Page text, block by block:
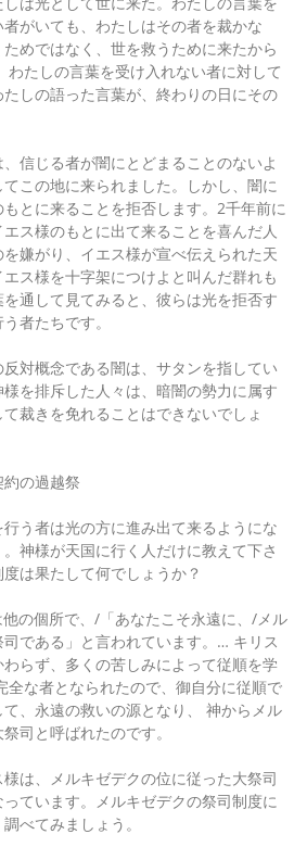
がいても、わたしはその者を裁かな
めではなく、世を救うために来たから
わたしの言葉を受け入れない者に対して
しの語った言葉が、終わりの日にその
信じる者が闇にとどまることのないよ
この地に来られました。しかし、闇に
とに来ることを拒否します。2千年前に
ス様のもとに出て来ることを喜んだ人
嫌がり、イエス様が宣べ伝えられた天
ス様を十字架につけよと叫んだ群れも
通して見てみると、彼らは光を拒否す
者たちです。
対概念である闇は、サタンを指してい
を排斥した人々は、暗闇の勢力に属す
裁きを免れることはできないでしょ
の過越祭
う者は光の方に進み出て来るようにな
神様が天国に行く人だけに教えて下さ
は果たして何でしょうか？
の個所で、/「あなたこそ永遠に、/メル
である」と言われています。… キリス
わらず、多くの苦しみによって従順を学
全な者となられたので、御自分に従順で
、永遠の救いの源となり、 神からメル
司と呼ばれたのです。
は、メルキゼデクの位に従った大祭司
ています。メルキゼデクの祭司制度に
べてみましょう。